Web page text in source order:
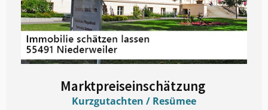
Marktpreiseinschätzung ​
Kurzgutachten / Resümee